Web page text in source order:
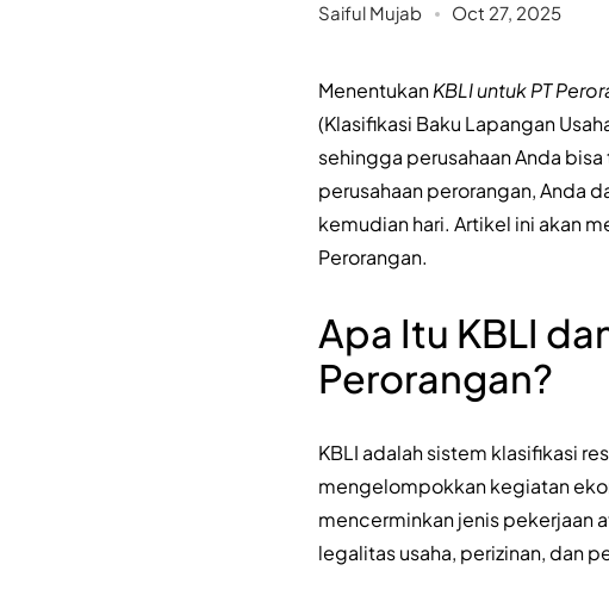
Saiful Mujab Oct 27, 2025
MenentukanKBLI untuk PT
(Klasifikasi Baku Lapangan
sehingga perusahaan Anda
perusahaan perorangan, Anda
kemudian hari. Artikel ini akan
Perorangan.
Apa Itu KBLI
Perorangan?
KBLI adalah sistem klasifikasi
mengelompokkan kegiatan
mencerminkan jenis pekerjaan
legalitas usaha, perizinan, dan